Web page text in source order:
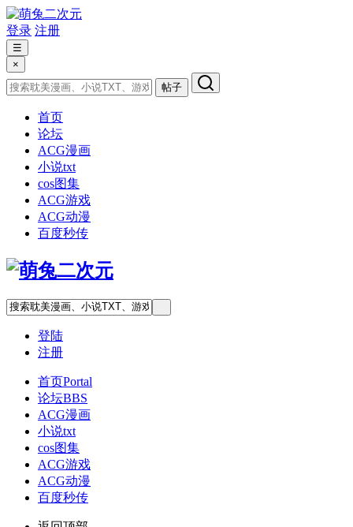
登录 注册
☰
×
帖子
首页
论坛
ACG漫画
小说txt
cos图集
ACG游戏
ACG动漫
百度秒传
登陆
注册
首页Portal
论坛BBS
ACG漫画
小说txt
cos图集
ACG游戏
ACG动漫
百度秒传